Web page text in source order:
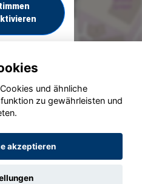
GmbH 2020 - 2026
und ähnliche
zu gewährleisten und
akzeptieren